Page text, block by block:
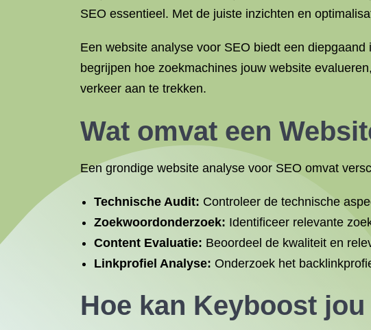
SEO essentieel. Met de juiste inzichten en
Een website analyse voor SEO biedt een
begrijpen hoe zoekmachines jouw website
verkeer aan te trekken.
Wat omvat een
Een grondige website analyse voor SEO omvat
Technische Audit: Controleer de technische
Zoekwoordonderzoek: Identificeer relevante
Content Evaluatie: Beoordeel de kwaliteit en
Linkprofiel Analyse: Onderzoek het
Hoe kan Keyboost